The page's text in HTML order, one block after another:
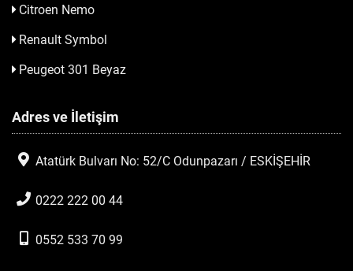
Citroen Nemo
Renault Symbol
Peugeot 301 Beyaz
Adres ve İletişim
Atatürk Bulvarı No: 52/C Odunpazarı / ESKİŞEHİR
0222 222 00 44
0552 533 70 99